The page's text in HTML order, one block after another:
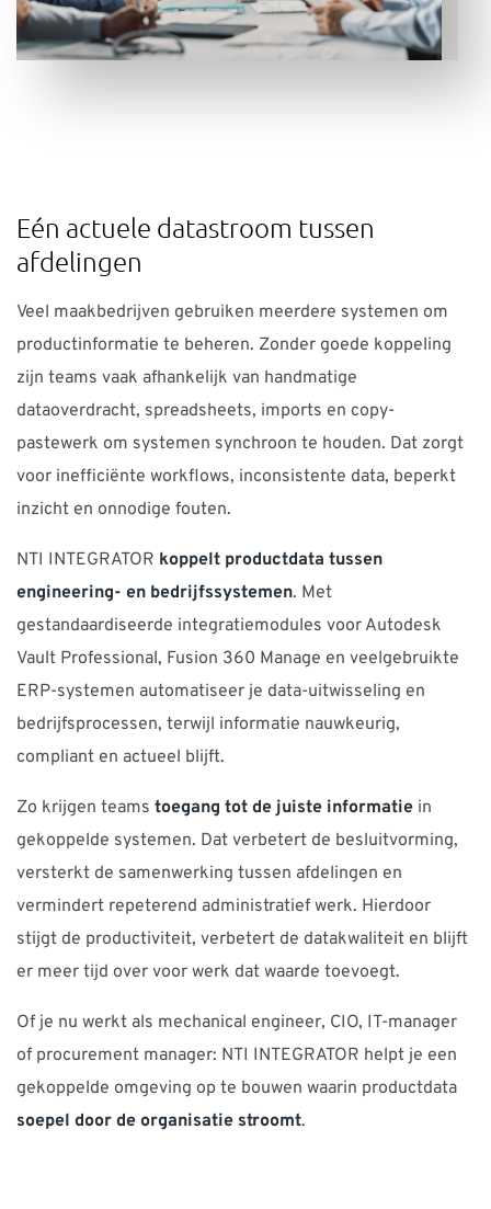
Eén actuele datastroom tussen
afdelingen
Veel maakbedrijven gebruiken meerdere systemen om
productinformatie te beheren. Zonder goede koppeling
zijn teams vaak afhankelijk van handmatige
dataoverdracht, spreadsheets, imports en copy-
pastewerk om systemen synchroon te houden. Dat zorgt
voor inefficiënte workflows, inconsistente data, beperkt
inzicht en onnodige fouten.
NTI INTEGRATOR koppelt productdata tussen
engineering- en bedrijfssystemen. Met
gestandaardiseerde integratiemodules voor Autodesk
Vault Professional, Fusion 360 Manage en veelgebruikte
ERP-systemen automatiseer je data-uitwisseling en
bedrijfsprocessen, terwijl informatie nauwkeurig,
compliant en actueel blijft.
Zo krijgen teams toegang tot de juiste informatie in
gekoppelde systemen. Dat verbetert de besluitvorming,
versterkt de samenwerking tussen afdelingen en
vermindert repeterend administratief werk. Hierdoor
stijgt de productiviteit, verbetert de datakwaliteit en blijft
er meer tijd over voor werk dat waarde toevoegt.
Of je nu werkt als mechanical engineer, CIO, IT-manager
of procurement manager: NTI INTEGRATOR helpt je een
gekoppelde omgeving op te bouwen waarin productdata
soepel door de organisatie stroomt.